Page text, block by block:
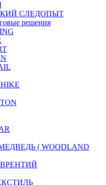
СЛЕДОПЫТ
решения
( WOODLAND